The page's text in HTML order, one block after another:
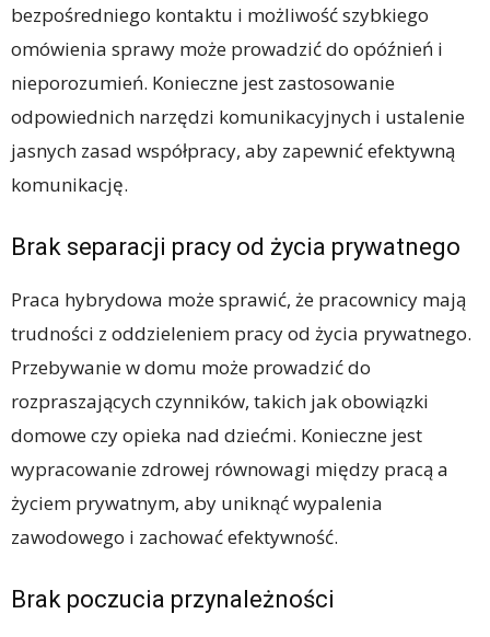
bezpośredniego kontaktu i możliwość szybkiego
omówienia sprawy może prowadzić do opóźnień i
nieporozumień. Konieczne jest zastosowanie
odpowiednich narzędzi komunikacyjnych i ustalenie
jasnych zasad współpracy, aby zapewnić efektywną
komunikację.
Brak separacji pracy od życia prywatnego
Praca hybrydowa może sprawić, że pracownicy mają
trudności z oddzieleniem pracy od życia prywatnego.
Przebywanie w domu może prowadzić do
rozpraszających czynników, takich jak obowiązki
domowe czy opieka nad dziećmi. Konieczne jest
wypracowanie zdrowej równowagi między pracą a
życiem prywatnym, aby uniknąć wypalenia
zawodowego i zachować efektywność.
Brak poczucia przynależności